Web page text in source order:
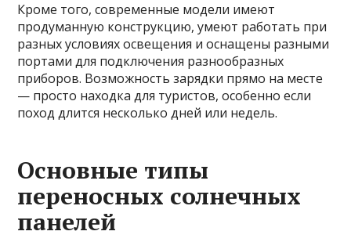
Кроме того, современные модели имеют
продуманную конструкцию, умеют работать при
разных условиях освещения и оснащены разными
портами для подключения разнообразных
приборов. Возможность зарядки прямо на месте
— просто находка для туристов, особенно если
поход длится несколько дней или недель.
Основные типы
переносных солнечных
панелей